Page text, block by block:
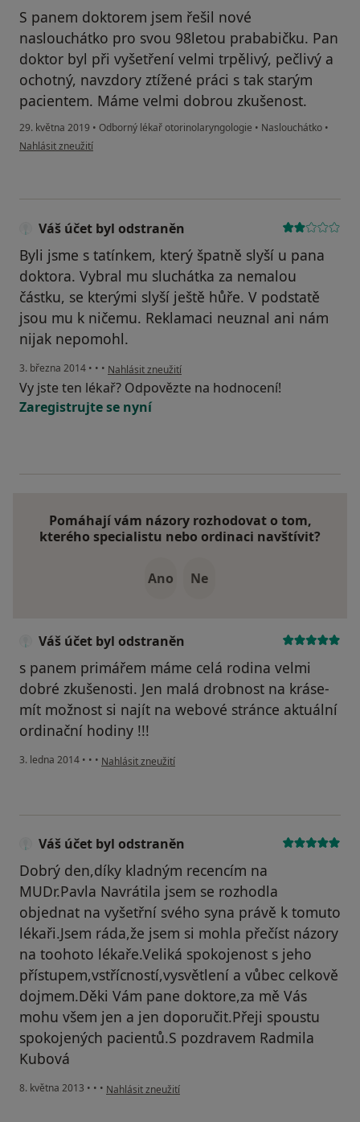
S panem doktorem jsem řešil nové
naslouchátko pro svou 98letou prababičku. Pan
doktor byl při vyšetření velmi trpělivý, pečlivý a
ochotný, navzdory ztížené práci s tak starým
pacientem. Máme velmi dobrou zkušenost.
29. května 2019 • Odborný lékař otorinolaryngologie • Naslouchátko •
podle názoru uživatele Váš účet byl odstraněn
Nahlásit zneužití
Váš účet byl odstraněn
Byli jsme s tatínkem, který špatně slyší u pana
doktora. Vybral mu sluchátka za nemalou
částku, se kterými slyší ještě hůře. V podstatě
jsou mu k ničemu. Reklamaci neuznal ani nám
nijak nepomohl.
3. března 2014 • • • podle názoru uživatele Váš účet byl odstraněn
Nahlásit zneužití
Vy jste ten lékař? Odpovězte na hodnocení!
Zaregistrujte se nyní
Pomáhají vám názory rozhodovat o tom,
kterého specialistu nebo ordinaci navštívit?
Ano Ne
Váš účet byl odstraněn
s panem primářem máme celá rodina velmi
dobré zkušenosti. Jen malá drobnost na kráse-
mít možnost si najít na webové stránce aktuální
ordinační hodiny !!!
3. ledna 2014 • • • podle názoru uživatele Váš účet byl odstraněn
Nahlásit zneužití
Váš účet byl odstraněn
Dobrý den,díky kladným recencím na
MUDr.Pavla Navrátila jsem se rozhodla
objednat na vyšetřní svého syna právě k tomuto
lékaři.Jsem ráda,že jsem si mohla přečíst názory
na toohoto lékaře.Veliká spokojenost s jeho
přístupem,vstřícností,vysvětlení a vůbec celkově
dojmem.Děki Vám pane doktore,za mě Vás
mohu všem jen a jen doporučit.Přeji spoustu
spokojených pacientů.S pozdravem Radmila
Kubová
8. května 2013 • • • podle názoru uživatele Váš účet byl odstraněn
Nahlásit zneužití